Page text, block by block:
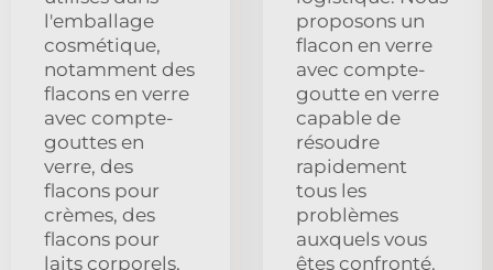
l'emballage
cosmétique,
notamment des
flacons en verre
avec compte-
gouttes en
verre, des
flacons pour
crèmes, des
flacons pour
laits corporels,
proposons un
flacon en verre
avec compte-
goutte en verre
capable de
résoudre
rapidement
tous les
problèmes
auxquels vous
êtes confronté.